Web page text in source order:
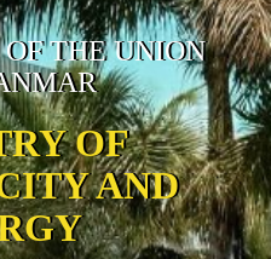
THE UNION
OF
AND